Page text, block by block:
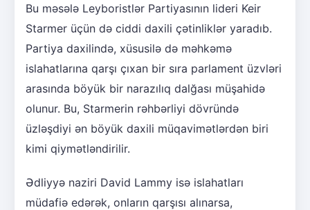
Bu məsələ Leyboristlər Partiyasının lideri Keir
Starmer üçün də ciddi daxili çətinliklər yaradıb.
Partiya daxilində, xüsusilə də məhkəmə
islahatlarına qarşı çıxan bir sıra parlament üzvləri
arasında böyük bir narazılıq dalğası müşahidə
olunur. Bu, Starmerin rəhbərliyi dövründə
üzləşdiyi ən böyük daxili müqavimətlərdən biri
kimi qiymətləndirilir.
Ədliyyə naziri David Lammy isə islahatları
müdafiə edərək, onların qarşısı alınarsa,